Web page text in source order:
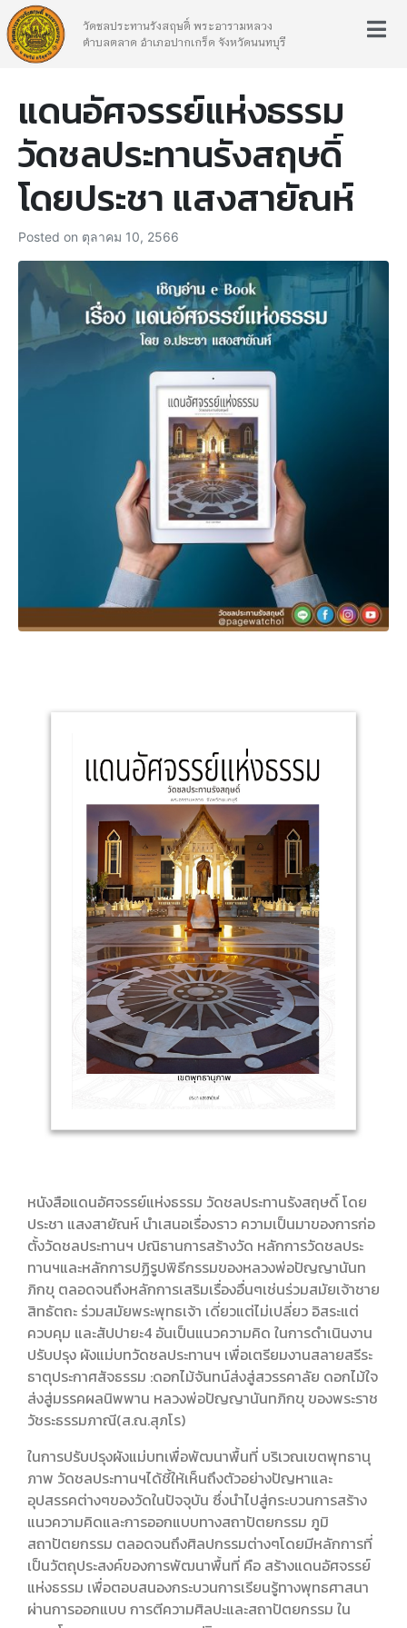
วัดชลประทานรังสฤษดิ์ พระอารามหลวง
ตำบลตลาด อำเภอปากเกร็ด จังหวัดนนทบุรี
แดนอัศจรรย์แห่งธรรม
วัดชลประทานรังสฤษดิ์
โดยประชา แสงสายัณห์
Posted on ตุลาคม 10, 2566
หนังสือแดนอัศจรรย์แห่งธรรม วัดชลประทานรังสฤษดิ์ โดย
ประชา แสงสายัณห์ นำเสนอเรื่องราว ความเป็นมาของการก่อ
ตั้งวัดชลประทานฯ ปณิธานการสร้างวัด หลักการวัดชลประ
ทานฯและหลักการปฏิรูปพิธีกรรมของหลวงพ่อปัญญานันท
ภิกขุ ตลอดจนถึงหลักการเสริมเรื่องอื่นๆเช่นร่วมสมัยเจ้าชาย
สิทธัตถะ ร่วมสมัยพระพุทธเจ้า เดี่ยวแต่ไม่เปลี่ยว อิสระแต่
ควบคุม และสัปปายะ4 อันเป็นแนวความคิด ในการดำเนินงาน
ปรับปรุง ผังแม่บทวัดชลประทานฯ เพื่อเตรียมงานสลายสรีระ
ธาตุประกาศสัจธรรม :ดอกไม้จันทน์ส่งสู่สวรรคาลัย ดอกไม้ใจ
ส่งสู่มรรคผลนิพพาน หลวงพ่อปัญญานันทภิกขุ ของพระราช
วัชระธรรมภาณี(ส.ณ.สุภโร)
ในการปรับปรุงผังแม่บทเพื่อพัฒนาพื้นที่ บริเวณเขตพุทธานุ
ภาพ วัดชลประทานฯได้ชี้ให้เห็นถึงตัวอย่างปัญหาและ
อุปสรรคต่างๆของวัดในปัจจุบัน ซึ่งนำไปสู่กระบวนการสร้าง
แนวความคิดและการออกแบบทางสถาปัตยกรรม ภูมิ
สถาปัตยกรรม ตลอดจนถึงศิลปกรรมต่างๆโดยมีหลักการที่
เป็นวัตถุประสงค์ของการพัฒนาพื้นที่ คือ สร้างแดนอัศจรรย์
แห่งธรรม เพื่อตอบสนองกระบวนการเรียนรู้ทางพุทธศาสนา
ผ่านการออกแบบ การตีความศิลปะและสถาปัตยกรรม ใน